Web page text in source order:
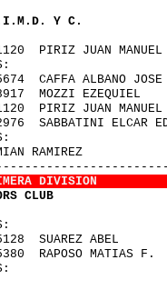
Y C.
JUAN MANUEL
CAFFA
PIRIZ
SABBATINI
DAMIAN
DIVISION
CLUB